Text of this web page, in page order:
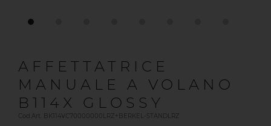
AFFETTATRICE
MANUALE A VOLANO
B114X GLOSSY
Cod.Art. BK114VC70000000LRZ+BERKEL-STANDLRZ